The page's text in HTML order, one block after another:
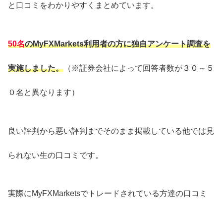
と口コミをわかりやすくまとめています。
50名のMyFXMarkets利用者の方に独自アンケート調査を
実施しました。 （※証券会社によって回答者数が ３０～５
０名と異なります）
良い評判から悪い評判までそのまま掲載している他では見
られない生の口コミです。
実際にMyFXMarketsでトレードされている方達の口コミ